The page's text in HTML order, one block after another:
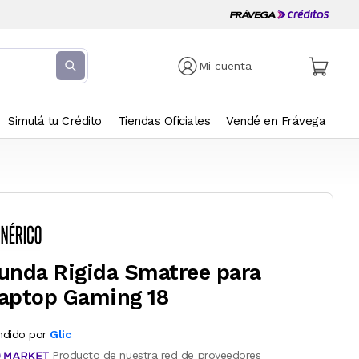
Mi cuenta
Simulá tu Crédito Tiendas Oficiales Vendé en Frávega
Rigida Smatree para
Gaming 18
por Glic
Producto de nuestra red de proveedores